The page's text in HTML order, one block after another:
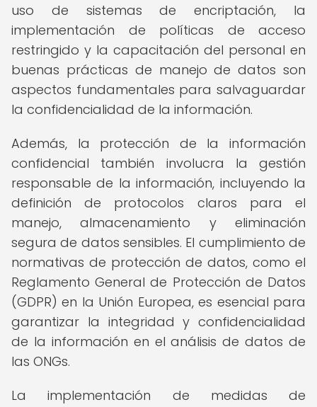
uso de sistemas de encriptación, la
implementación de políticas de acceso
restringido y la capacitación del personal en
buenas prácticas de manejo de datos son
aspectos fundamentales para salvaguardar
la confidencialidad de la información.
Además, la protección de la información
confidencial también involucra la gestión
responsable de la información, incluyendo la
definición de protocolos claros para el
manejo, almacenamiento y eliminación
segura de datos sensibles. El cumplimiento de
normativas de protección de datos, como el
Reglamento General de Protección de Datos
(GDPR) en la Unión Europea, es esencial para
garantizar la integridad y confidencialidad
de la información en el análisis de datos de
las ONGs.
La implementación de medidas de